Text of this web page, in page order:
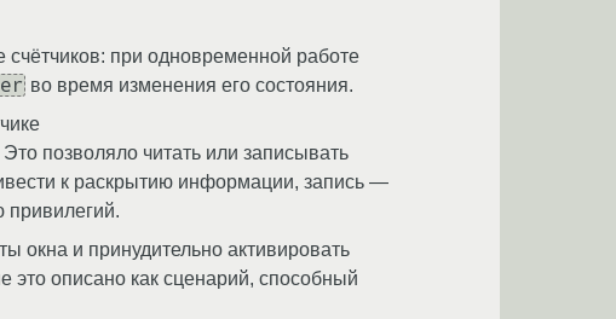
при одновременной работе
во время изменения его состояния.
позволяло читать или записывать
к раскрытию информации, запись —
привилегий.
окна и принудительно активировать
описано как сценарий, способный